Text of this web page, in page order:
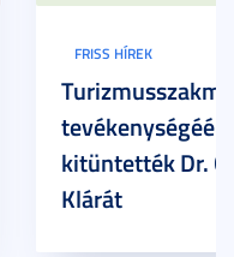
FRISS HÍREK
tevékenységéért
kitüntették Dr.
Klárát